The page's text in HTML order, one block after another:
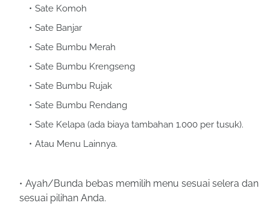
Sate Komoh
Sate Banjar
Sate Bumbu Merah
Sate Bumbu Krengseng
Sate Bumbu Rujak
Sate Bumbu Rendang
Sate Kelapa (ada biaya tambahan 1.000 per tusuk).
Atau Menu Lainnya.
Ayah/Bunda bebas memilih menu sesuai selera dan
sesuai pilihan Anda.